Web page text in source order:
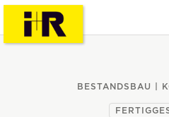
BESTANDSBAU |